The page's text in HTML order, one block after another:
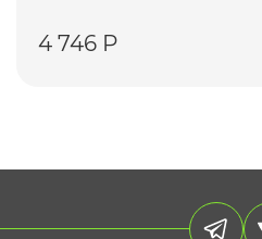
4 746 Р